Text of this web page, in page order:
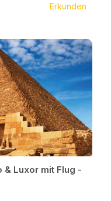
Erkunden
& Luxor mit Flug -